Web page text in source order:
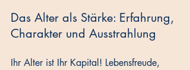
Das Alter als Stärke: Erfahrung,
Charakter und Ausstrahlung
Ihr Alter ist Ihr Kapital! Lebensfreude,